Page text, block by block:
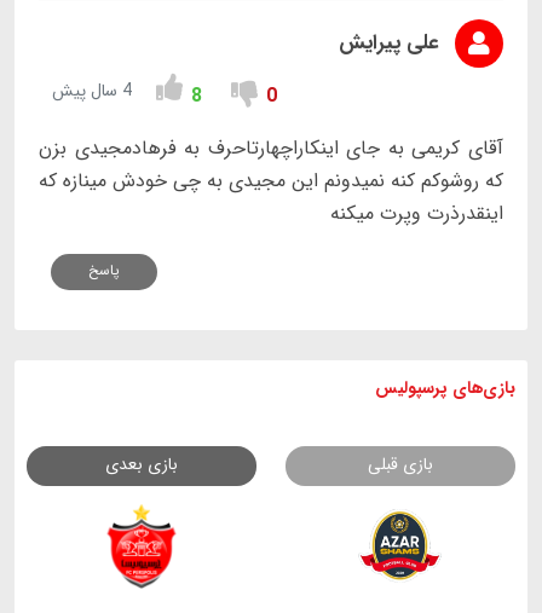
علی پیرایش
0
8 4 سال پیش
آقای کریمی به جای اینکاراچهارتاحرف به فرهادمجیدی بزن
که روشوکم کنه نمیدونم این مجیدی به چی خودش مینازه که
اینقدرذرت وپرت میکنه
پاسخ
بازی های پرسپولیس
بازی قبلی بازی بعدی